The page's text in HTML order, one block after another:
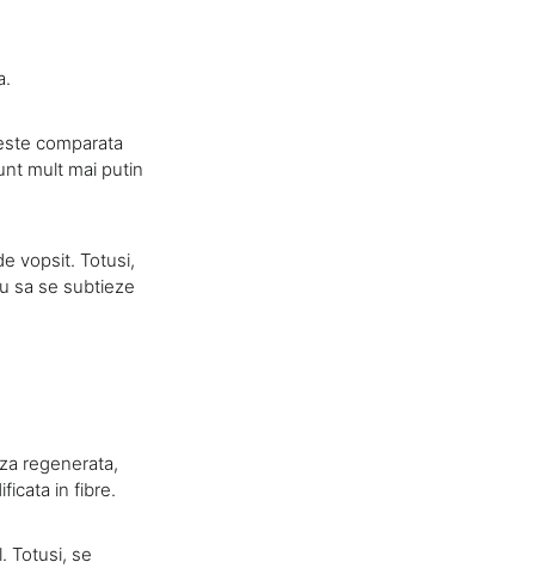
comparata
mult mai putin
vopsit. Totusi,
sa se subtieze
regenerata,
in fibre.
Totusi, se